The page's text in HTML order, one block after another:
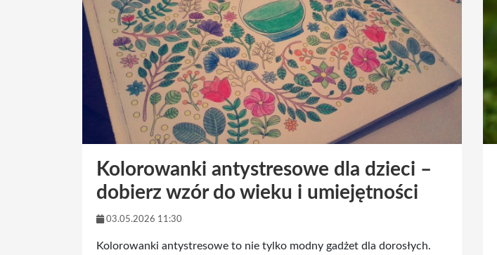
Kolorowanki antystresowe dla dzieci –
dobierz wzór do wieku i umiejętności
03.05.2026 11:30
Kolorowanki antystresowe to nie tylko modny gadżet dla dorosłych.